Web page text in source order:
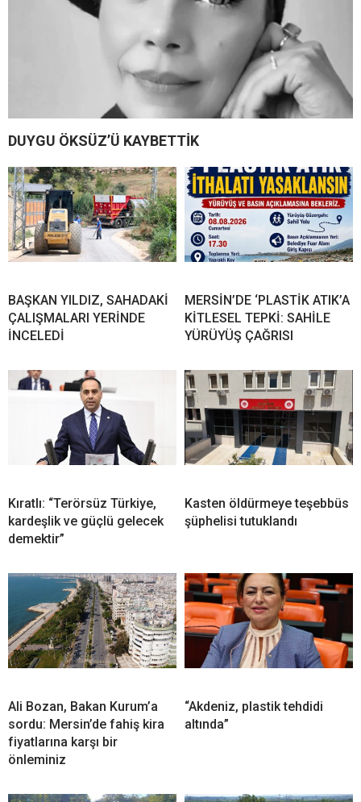
DUYGU ÖKSÜZ’Ü KAYBETTİK
BAŞKAN YILDIZ, SAHADAKİ
ÇALIŞMALARI YERİNDE
İNCELEDİ
MERSİN’DE ‘PLASTİK ATIK’A
KİTLESEL TEPKİ: SAHİLE
YÜRÜYÜŞ ÇAĞRISI
Kıratlı: “Terörsüz Türkiye,
kardeşlik ve güçlü gelecek
demektir”
Kasten öldürmeye teşebbüs
şüphelisi tutuklandı
Ali Bozan, Bakan Kurum’a
sordu: Mersin’de fahiş kira
fiyatlarına karşı bir
önleminiz
“Akdeniz, plastik tehdidi
altında”